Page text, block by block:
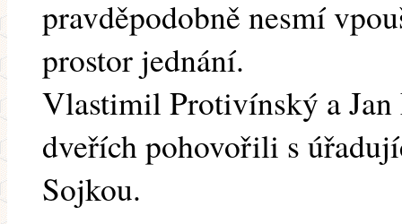
pravděpodobně nesmí
prostor jednání.
Vlastimil Protivínský a
dveřích pohovořili s
Sojkou.